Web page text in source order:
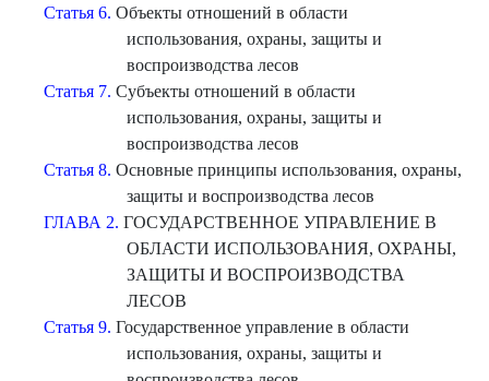
Статья 6. Объекты отношений в области
использования, охраны, защиты и
воспроизводства лесов
Статья 7. Субъекты отношений в области
использования, охраны, защиты и
воспроизводства лесов
Статья 8. Основные принципы использования, охраны,
защиты и воспроизводства лесов
ГЛАВА 2. ГОСУДАРСТВЕННОЕ УПРАВЛЕНИЕ В
ОБЛАСТИ ИСПОЛЬЗОВАНИЯ, ОХРАНЫ,
ЗАЩИТЫ И ВОСПРОИЗВОДСТВА
ЛЕСОВ
Статья 9. Государственное управление в области
использования, охраны, защиты и